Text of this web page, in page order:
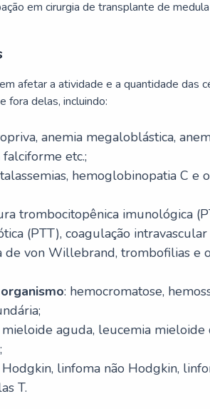
em cirurgia de transplante de
afetar a atividade e a quantidade das
fora delas, incluindo:
anemia megaloblástica,
falciforme etc.;
hemoglobinopatia C e
trombocitopênica imunológica
(PTT), coagulação
de von Willebrand, trombofilias e
: hemocromatose,
aguda, leucemia mieloide
linfoma não Hodgkin,
T.